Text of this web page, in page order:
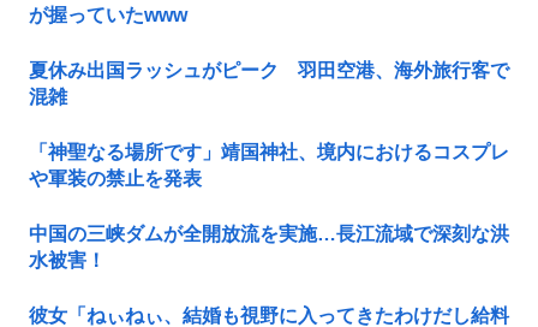
が握っていたwww
夏休み出国ラッシュがピーク 羽田空港、海外旅行客で
混雑
「神聖なる場所です」靖国神社、境内におけるコスプレ
や軍装の禁止を発表
中国の三峡ダムが全開放流を実施…長江流域で深刻な洪
水被害！
彼女「ねぃねぃ、結婚も視野に入ってきたわけだし給料